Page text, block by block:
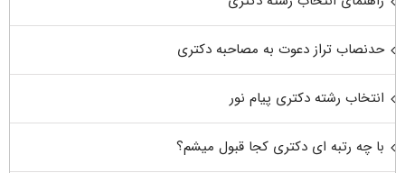
حدنصاب تراز دعوت به مصاحبه دکتری
انتخاب رشته دکتری پیام نور
با چه رتبه ای دکتری کجا قبول میشم؟